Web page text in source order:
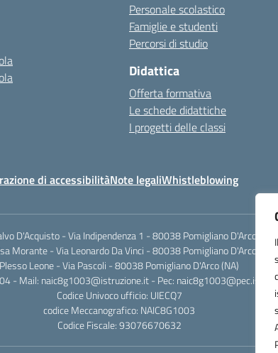
Personale scolastico
Famiglie e studenti
Percorsi di studio
Didattica
Offerta formativa
Le schede didattiche
I progetti delle classi
di accessibilitàNote legaliWhistleblowing
D'Acquisto - Via Indipendenza 1 - 80038 Pomigliano D'Arco (NA)
Morante - Via Leonardo Da Vinci - 80038 Pomigliano D'Arco (NA)
Plesso Leone - Via Pascoli - 80038 Pomigliano D'Arco (NA)
- Mail: naic8g1003@istruzione.it - Pec:
Codice Univoco ufficio: UIECQ7
codice Meccanografico: NAIC8G1003
Codice Fiscale: 93076670632